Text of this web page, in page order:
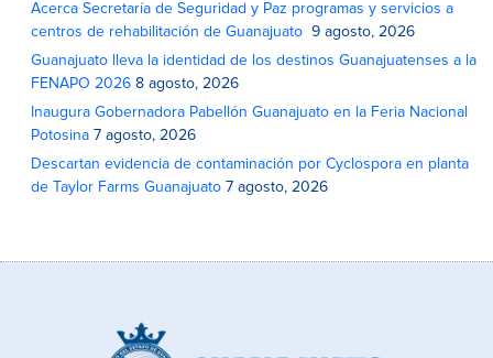
Acerca Secretaría de Seguridad y Paz programas y servicios a
centros de rehabilitación de Guanajuato
9 agosto, 2026
Guanajuato lleva la identidad de los destinos Guanajuatenses a la
FENAPO 2026 8 agosto, 2026
Inaugura Gobernadora Pabellón Guanajuato en la Feria Nacional
Potosina 7 agosto, 2026
Descartan evidencia de contaminación por Cyclospora en planta
de Taylor Farms Guanajuato 7 agosto, 2026